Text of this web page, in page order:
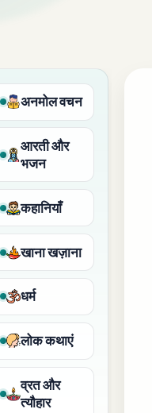
अनमोल वचन
आरती और
भजन
कहानियाँ
खाना खज़ाना
धर्म
लोक कथाएं
व्रत और
त्यौहार